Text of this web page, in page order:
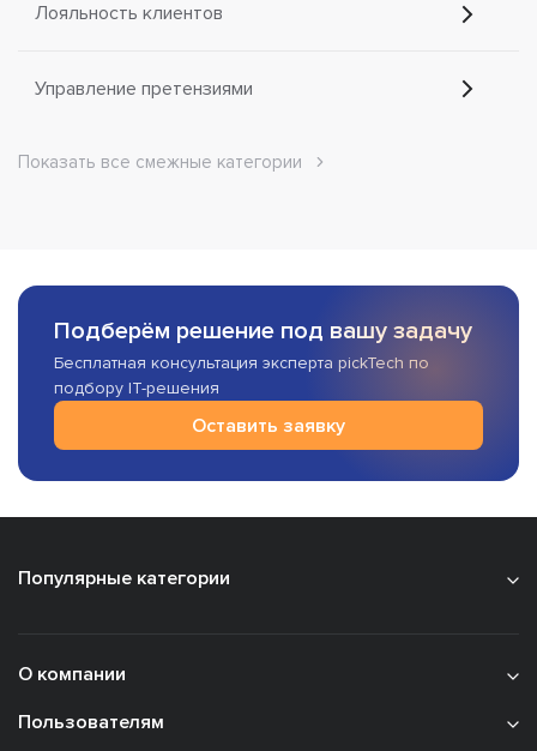
Лояльность клиентов
Управление претензиями
Показать все смежные категории
Подберём решение под вашу задачу
Бесплатная консультация эксперта pickTech по
подбору IT-решения
Оставить заявку
Популярные категории
О компании
Пользователям